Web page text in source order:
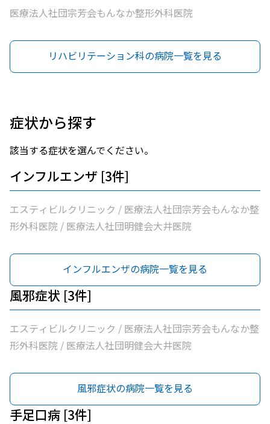
医療法人社団宗芳会もんなか整形外科医院
リハビリテーション科の病院一覧を見る
症状から探す
該当する症状を選んでください。
インフルエンザ [3件]
エスティビルクリニック / 医療法人社団宗芳会もんなか整
形外科医院 / 医療法人社団明健会大井医院
インフルエンザの病院一覧を見る
風邪症状 [3件]
エスティビルクリニック / 医療法人社団宗芳会もんなか整
形外科医院 / 医療法人社団明健会大井医院
風邪症状の病院一覧を見る
手足口病 [3件]